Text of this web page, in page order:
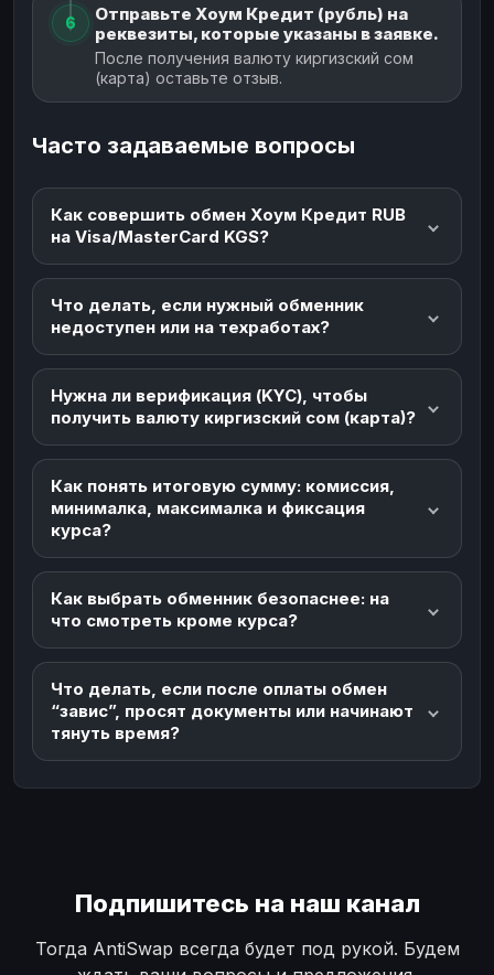
6
Отправьте Хоум Кредит (рубль) на
реквезиты, которые указаны в заявке.
После получения валюту киргизский сом
(карта) оставьте отзыв.
Часто задаваемые вопросы
Как совершить обмен Хоум Кредит RUB
на Visa/MasterCard KGS?
Что делать, если нужный обменник
недоступен или на техработах?
Нужна ли верификация (KYC), чтобы
получить валюту киргизский сом (карта)?
Как понять итоговую сумму: комиссия,
минималка, максималка и фиксация
курса?
Как выбрать обменник безопаснее: на
что смотреть кроме курса?
Что делать, если после оплаты обмен
“завис”, просят документы или начинают
тянуть время?
Подпишитесь на наш канал
Тогда AntiSwap всегда будет под рукой. Будем